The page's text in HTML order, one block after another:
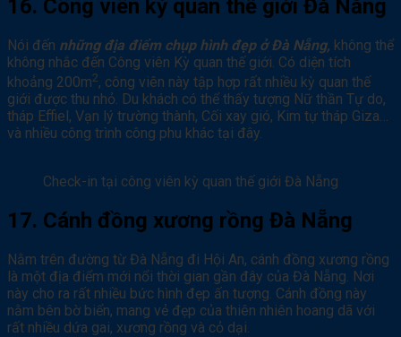
16. Công viên kỳ quan thế giới Đà Nẵng
Nói đến những địa điểm chụp hình đẹp ở Đà Nẵng, không thể
không nhắc đến Công viên Kỳ quan thế giới. Có diện tích
khoảng 200m2, công viên này tập hợp rất nhiều kỳ quan thế
giới được thu nhỏ. Du khách có thể thấy tượng Nữ thần Tự do,
tháp Effiel, Vạn lý trường thành, Cối xay gió, Kim tự tháp Giza…
và nhiều công trình công phu khác tại đây.
Check-in tại công viên kỳ quan thế giới Đà Nẵng
17. Cánh đồng xương rồng Đà Nẵng
Nằm trên đường từ Đà Nẵng đi Hội An, cánh đồng xương rồng
là một địa điểm mới nổi thời gian gần đây của Đà Nẵng. Nơi
này cho ra rất nhiều bức hình đẹp ấn tượng. Cánh đồng này
nằm bên bờ biển, mang vẻ đẹp của thiên nhiên hoang dã với
rất nhiều dứa gai, xương rồng và cỏ dại.